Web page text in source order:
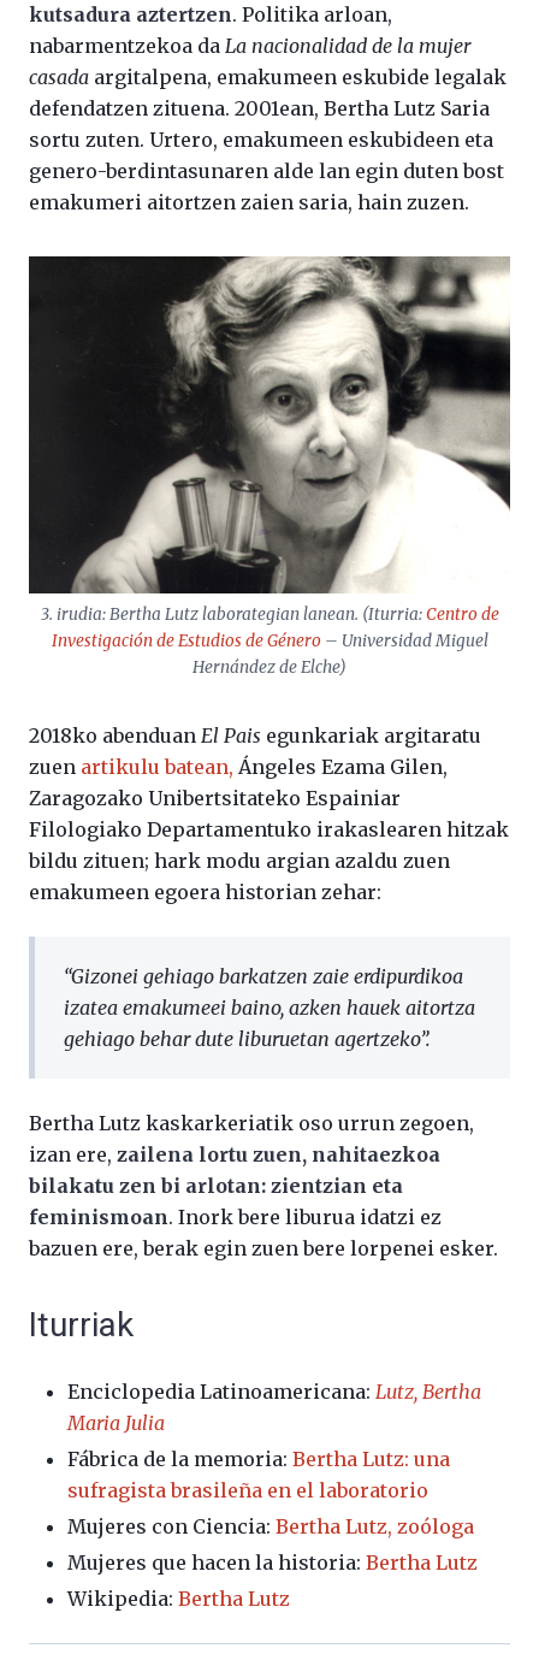
kutsadura aztertzen. Politika arloan,
nabarmentzekoa da La nacionalidad de la mujer
casada argitalpena, emakumeen eskubide legalak
defendatzen zituena. 2001ean, Bertha Lutz Saria
sortu zuten. Urtero, emakumeen eskubideen eta
genero-berdintasunaren alde lan egin duten bost
emakumeri aitortzen zaien saria, hain zuzen.
3. irudia: Bertha Lutz laborategian lanean. (Iturria:Centro de
Investigación de Estudios de Género– Universidad Miguel
Hernández de Elche)
2018ko abenduan El Pais egunkariak argitaratu
zuen artikulu batean, Ángeles Ezama Gilen,
Zaragozako Unibertsitateko Espainiar
Filologiako Departamentuko irakaslearen hitzak
bildu zituen; hark modu argian azaldu zuen
emakumeen egoera historian zehar:
“Gizonei gehiago barkatzen zaie erdipurdikoa
izatea emakumeei baino, azken hauek aitortza
gehiago behar dute liburuetan agertzeko”.
Bertha Lutz kaskarkeriatik oso urrun zegoen,
izan ere, zailena lortu zuen, nahitaezkoa
bilakatu zen bi arlotan: zientzian eta
feminismoan. Inork bere liburua idatzi ez
bazuen ere, berak egin zuen bere lorpenei esker.
Iturriak
Enciclopedia Latinoamericana: Lutz, Bertha
Maria Julia
Fábrica de la memoria: Bertha Lutz: una
sufragista brasileña en el laboratorio
Mujeres con Ciencia: Bertha Lutz, zoóloga
Mujeres que hacen la historia: Bertha Lutz
Wikipedia: Bertha Lutz